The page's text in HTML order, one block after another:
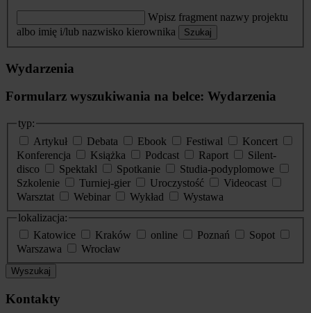
Wpisz fragment nazwy projektu
albo imię i/lub nazwisko kierownika
Szukaj
Wydarzenia
Formularz wyszukiwania na belce: Wydarzenia
typ:
Artykuł
Debata Ebook Festiwal
Koncert
Konferencja
Książka Podcast Raport
Silent-
disco
Spektakl Spotkanie
Studia-podyplomowe
Szkolenie
Turniej-gier Uroczystość
Videocast
Warsztat
Webinar Wykład
Wystawa
lokalizacja:
Katowice
Kraków online Poznań
Sopot
Warszawa
Wrocław
Wyszukaj
Kontakty